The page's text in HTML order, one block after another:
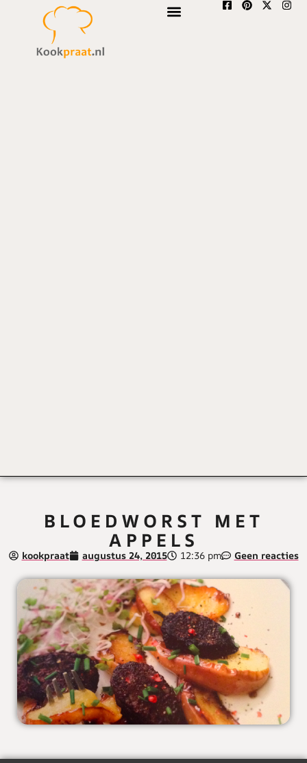
BLOEDWORST MET
APPELS
kookpraat augustus 24, 2015 12:36 pm Geen reacties